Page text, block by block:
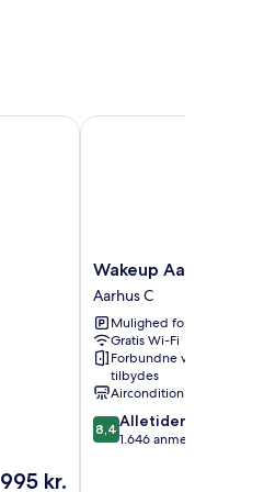
Prisen
995 kr.
Wakeup
Aarhus
Aarhus
C
Wakeup Aarhus
Aarhus C
Mulighed for parkering
Gratis Wi-Fi
Forbundne værelser
tilbydes
Aircondition
8.4
ud
8,4 Alletiders
1.646 anmeldelser
Wakeup Aarhus